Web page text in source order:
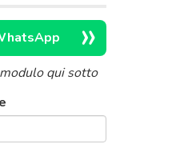
»
qui sotto